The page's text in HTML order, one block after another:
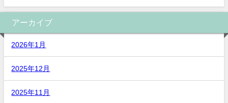
アーカイブ
2026年1月
2025年12月
2025年11月